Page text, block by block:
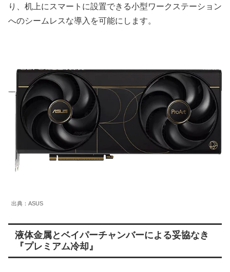
り、机上にスマートに設置できる小型ワークステーション
へのシームレスな導入を可能にします。
出典：ASUS
液体金属とベイパーチャンバーによる妥協なき
『プレミアム冷却』